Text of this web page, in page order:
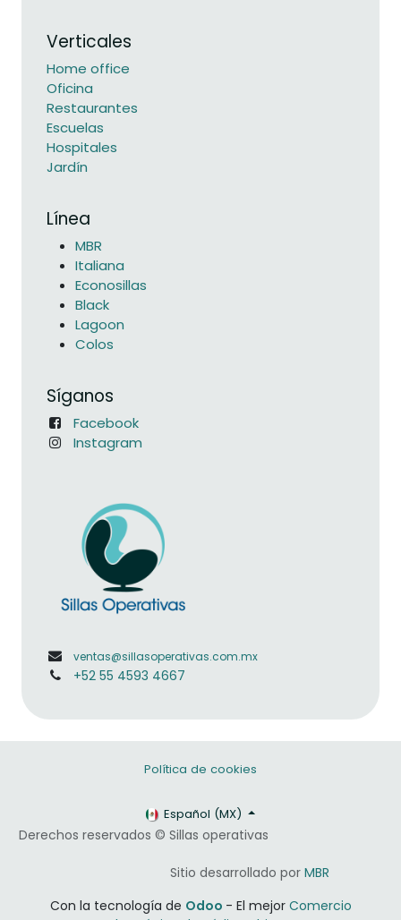
Verticales
Home office
Oficina
Restaurantes
Escuelas
Hospitales
Jardín
Línea
MBR
Italiana
Econosillas
Black
Lagoon
Colos
Síganos
Facebook
Instagram
ventas@sillasoperativas.com.mx
+52 55 4593 4667
Política de cookies
Derechos reservados © Sillas operativas
​​Sitio desarrollado por MBR
Español (MX)
Con la tecnología de Odoo - El mejor Comercio